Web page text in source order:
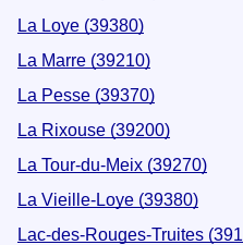
La Loye (39380)
La Marre (39210)
La Pesse (39370)
La Rixouse (39200)
La Tour-du-Meix (39270)
La Vieille-Loye (39380)
Lac-des-Rouges-Truites